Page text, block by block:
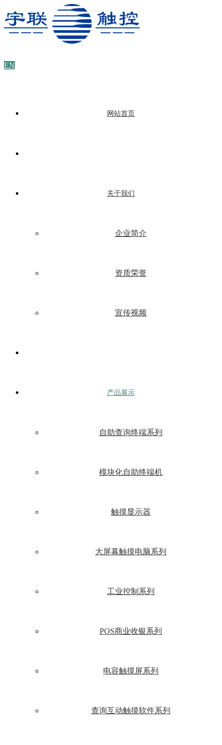
EN
网站首页
关于我们
企业简介
资质荣誉
宣传视频
产品展示
自助查询终端系列
模块化自助终端机
触摸显示器
大屏幕触摸电脑系列
工业控制系列
POS商业收银系列
电容触摸屏系列
查询互动触摸软件系列